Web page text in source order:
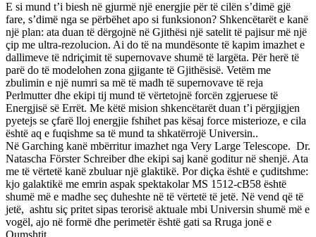
E si mund t’i biesh në gjurmë një energjie për të cilën s’dimë gjë
fare, s’dimë nga se përbëhet apo si funksionon? Shkencëtarët e kanë
një plan: ata duan të dërgojnë në Gjithësi një satelit të pajisur më një
çip me ultra-rezolucion. Ai do të na mundësonte të kapim imazhet e
dallimeve të ndriçimit të supernovave shumë të largëta. Për herë të
parë do të modelohen zona gjigante të Gjithësisë. Vetëm me
zbulimin e një numri sa më të madh të supernovave të reja
Perlmutter dhe ekipi tij mund të vërtetojnë forcën zgjeruese të
Energjisë së Errët. Me këtë mision shkencëtarët duan t’i përgjigjen
pyetejs se çfarë lloj energjie fshihet pas kësaj force misterioze, e cila
është aq e fuqishme sa të mund ta shkatërrojë Universin..
Në Garching kanë mbërritur imazhet nga Very Large Telescope. Dr.
Natascha Förster Schreiber dhe ekipi saj kanë goditur në shenjë. Ata
me të vërtetë kanë zbuluar një glaktikë. Por diçka është e çuditshme:
kjo galaktikë me emrin aspak spektakolar MS 1512-cB58 është
shumë më e madhe seç duheshte në të vërtetë të jetë. Në vend që të
jetë, ashtu siç pritet sipas terorisë aktuale mbi Universin shumë më e
vogël, ajo në formë dhe perimetër është gati sa Rruga jonë e